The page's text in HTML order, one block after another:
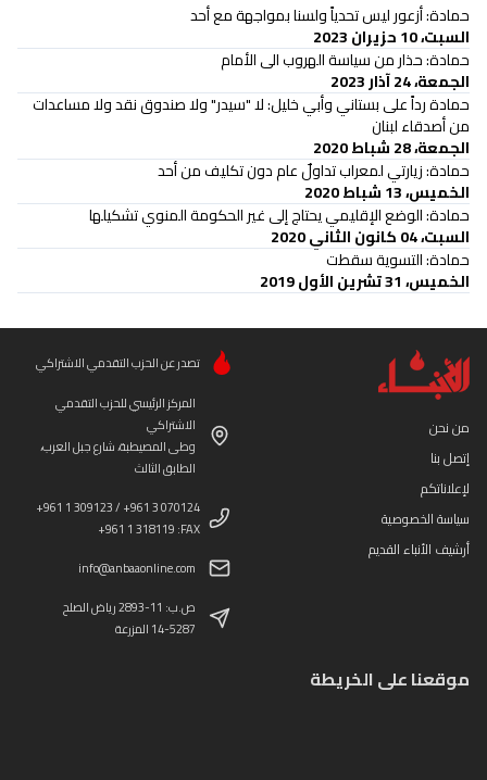
حمادة: أزعور ليس تحدياً ولسنا بمواجهة مع أحد
السبت، 10 حزيران 2023
حمادة: حذار من سياسة الهروب الى الأمام
الجمعة، 24 آذار 2023
حمادة رداً على بستاني وأبي خليل: لا "سيدر" ولا صندوق نقد ولا مساعدات
من أصدقاء لبنان
الجمعة، 28 شباط 2020
حمادة: زيارتي لمعراب تداولٌ عام دون تكليف من أحد
الخميس، 13 شباط 2020
حمادة: الوضع الإقليمي يحتاج إلى غير الحكومة المنوي تشكيلها
السبت، 04 كانون الثاني 2020
حمادة: التسوية سقطت
الخميس، 31 تشرين الأول 2019
من نحن
إتصل بنا
لإعلاناتكم
سياسة الخصوصية
أرشيف الأنباء القديم
تصدر عن الحزب التقدمي الاشتراكي
المركز الرئيسي للحزب التقدمي
الاشتراكي
وطى المصيطبة، شارع جبل العرب،
الطابق الثالث
+961 1 309123 / +961 3 070124
+961 1 318119 :FAX
info@anbaaonline.com
ص.ب: 11-2893 رياض الصلح
14-5287 المزرعة
موقعنا على الخريطة